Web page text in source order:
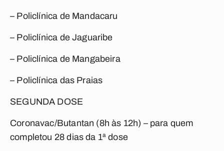
– Policlínica de Mandacaru
– Policlínica de Jaguaribe
– Policlínica de Mangabeira
– Policlínica das Praias
SEGUNDA DOSE
Coronavac/Butantan (8h às 12h) – para quem
completou 28 dias da 1ª dose